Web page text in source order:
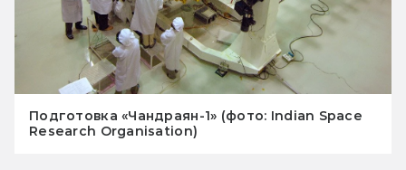
Подготовка «Чандраян-1» (фото: Indian Space
Research Organisation)